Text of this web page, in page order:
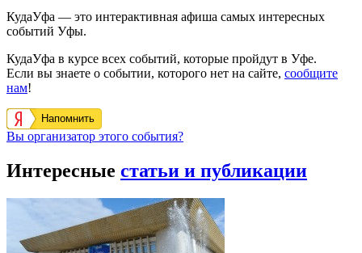
КудаУфа — это интерактивная афиша самых интересных
событий Уфы.
КудаУфа в курсе всех событий, которые пройдут в Уфе.
Если вы знаете о событии, которого нет на сайте, сообщите
нам!
Напомнить
Вы организатор этого события?
Интересные статьи и публикации